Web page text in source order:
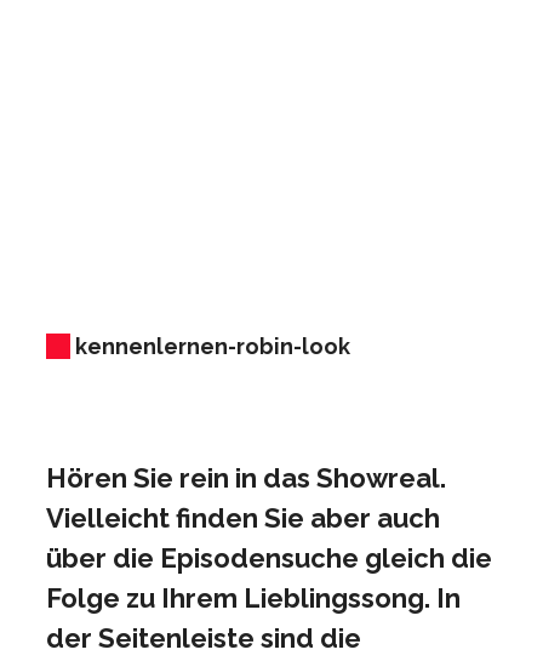
kennenlernen-robin-look
Hören Sie rein in das Showreal.
Vielleicht finden Sie aber auch
über die Episodensuche gleich die
Folge zu Ihrem Lieblingssong. In
der Seitenleiste sind die